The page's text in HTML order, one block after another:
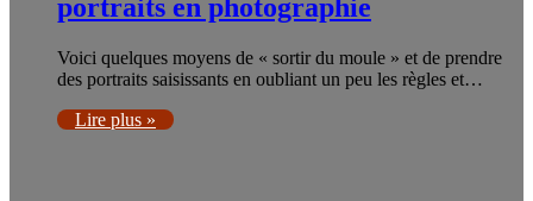
portraits en photographie
Voici quelques moyens de « sortir du moule » et de prendre
des portraits saisissants en oubliant un peu les règles et…
Lire plus »